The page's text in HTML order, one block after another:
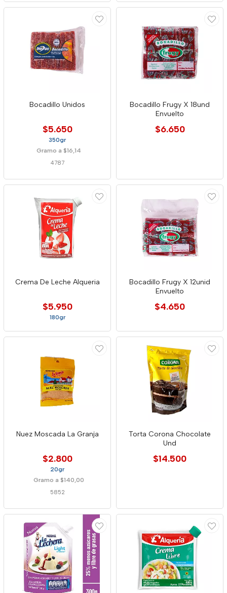
Bocadillo Unidos
$5.650
350gr
Gramo a $16,14
4787
Bocadillo Frugy X 18und
Envuelto
$6.650
Crema De Leche Alqueria
$5.950
180gr
Bocadillo Frugy X 12unid
Envuelto
$4.650
Nuez Moscada La Granja
$2.800
20gr
Gramo a $140,00
5852
Torta Corona Chocolate
Und
$14.500